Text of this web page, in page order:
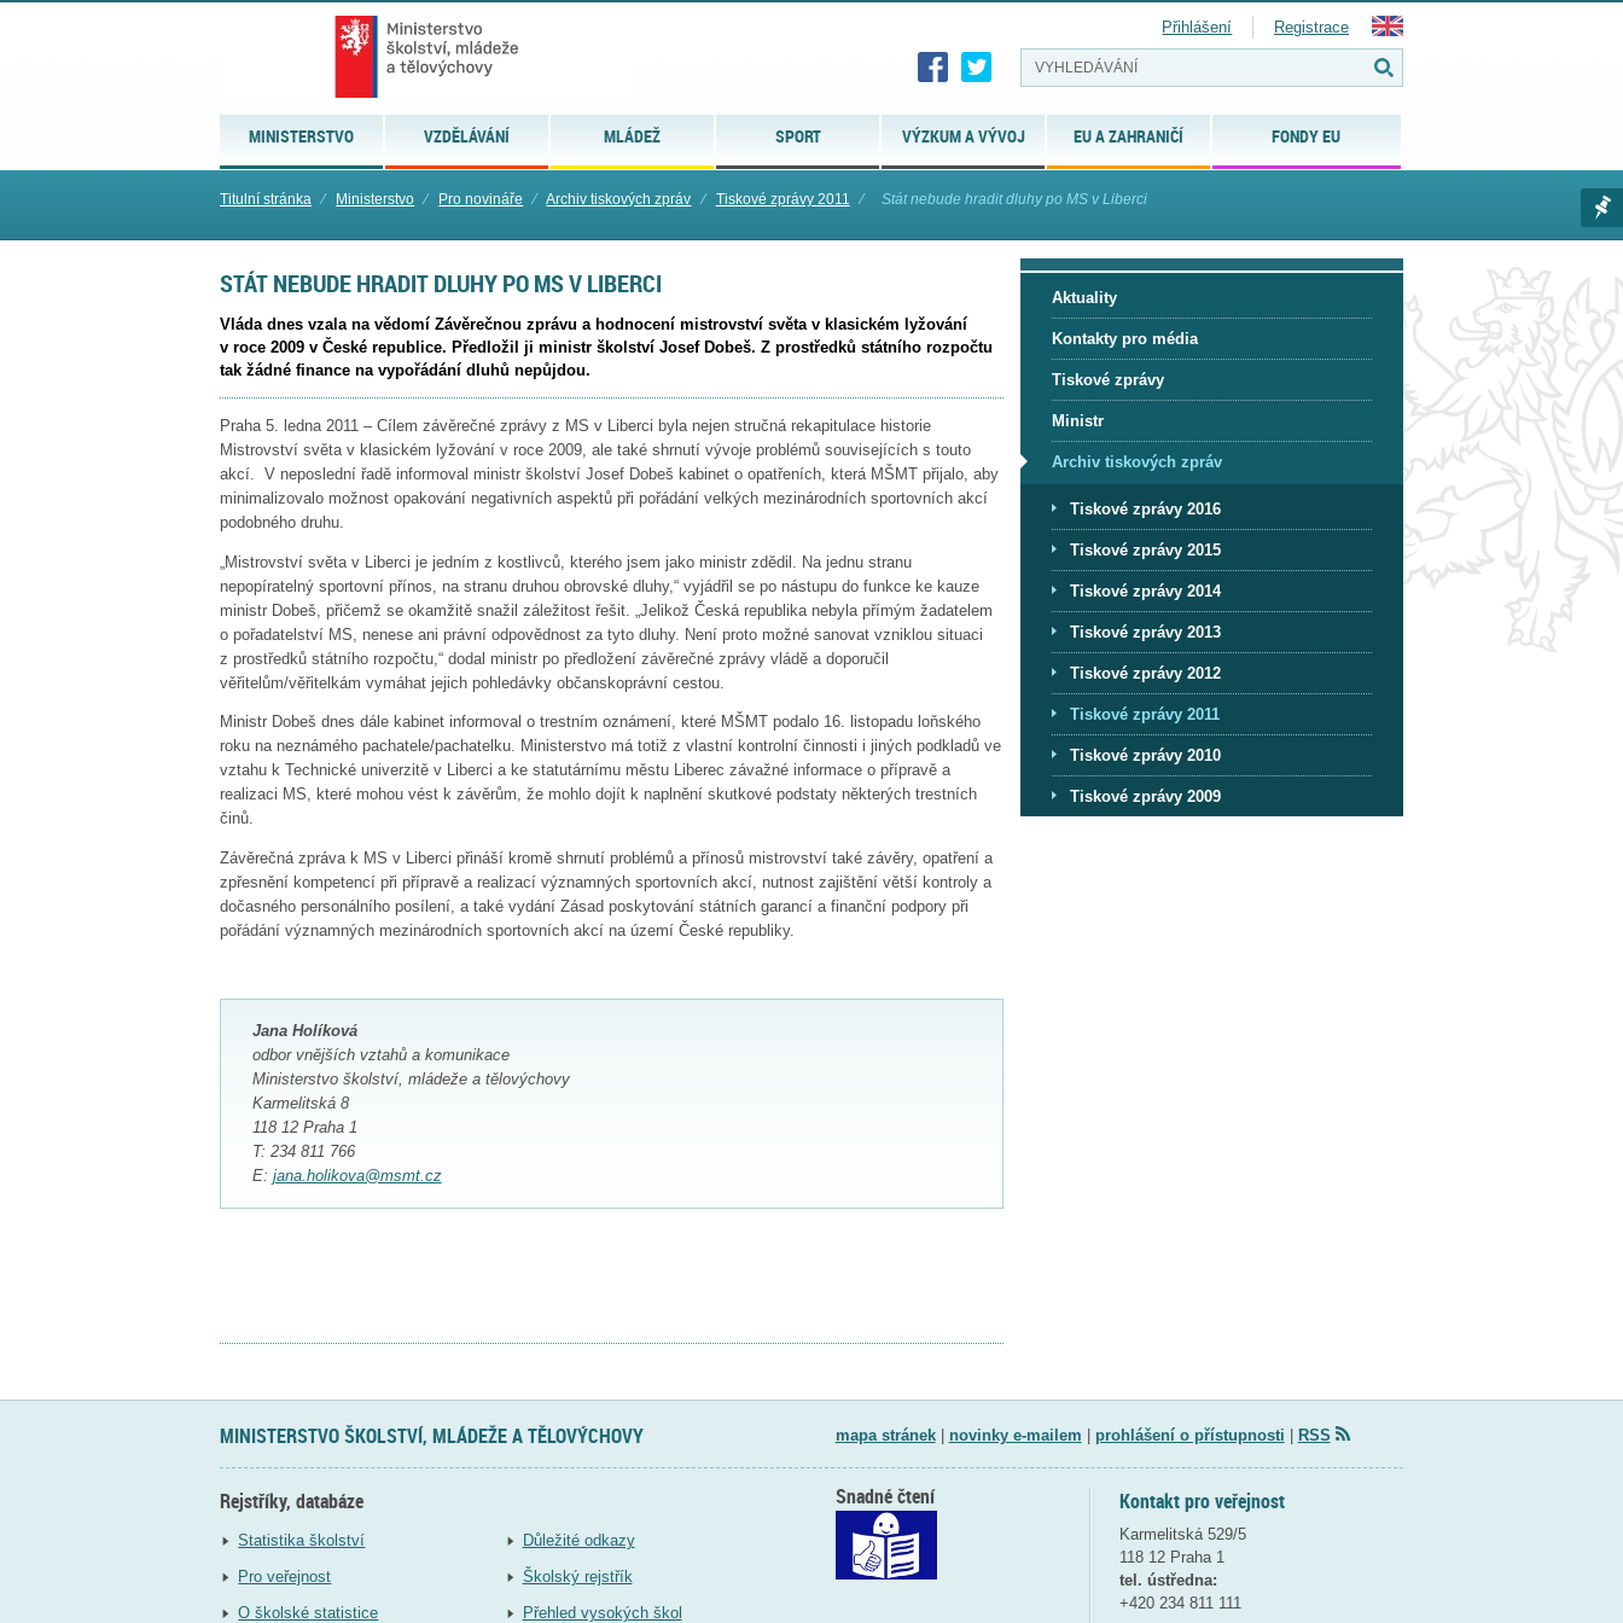
MINISTERSTVO VZDĚLÁVÁNÍ MLÁDEŽ SPORT VÝZKUM A VÝVOJ EU A ZAHRANIČÍ FONDY EU
Přihlášení Registrace
Titulní stránka ⁄ Ministerstvo ⁄ Pro novináře ⁄ Archiv tiskových zpráv ⁄ Tiskové zprávy 2011 ⁄ Stát nebude hradit dluhy po MS v Liberci
STÁT NEBUDE HRADIT DLUHY PO MS V LIBERCI
Vláda dnes vzala na vědomí Závěrečnou zprávu a hodnocení mistrovství světa v klasickém lyžování
v roce 2009 v České republice. Předložil ji ministr školství Josef Dobeš. Z prostředků státního rozpočtu
tak žádné finance na vypořádání dluhů nepůjdou.
Praha 5. ledna 2011 – Cílem závěrečné zprávy z MS v Liberci byla nejen stručná rekapitulace historie
Mistrovství světa v klasickém lyžování v roce 2009, ale také shrnutí vývoje problémů souvisejících s touto
akcí. V neposlední řadě informoval ministr školství Josef Dobeš kabinet o opatřeních, která MŠMT přijalo, aby
minimalizovalo možnost opakování negativních aspektů při pořádání velkých mezinárodních sportovních akcí
podobného druhu.
„Mistrovství světa v Liberci je jedním z kostlivců, kterého jsem jako ministr zdědil. Na jednu stranu
nepopíratelný sportovní přínos, na stranu druhou obrovské dluhy,“ vyjádřil se po nástupu do funkce ke kauze
ministr Dobeš, přičemž se okamžitě snažil záležitost řešit. „Jelikož Česká republika nebyla přímým žadatelem
o pořadatelství MS, nenese ani právní odpovědnost za tyto dluhy. Není proto možné sanovat vzniklou situaci
z prostředků státního rozpočtu,“ dodal ministr po předložení závěrečné zprávy vládě a doporučil
věřitelům/věřitelkám vymáhat jejich pohledávky občanskoprávní cestou.
Ministr Dobeš dnes dále kabinet informoval o trestním oznámení, které MŠMT podalo 16. listopadu loňského
roku na neznámého pachatele/pachatelku. Ministerstvo má totiž z vlastní kontrolní činnosti i jiných podkladů ve
vztahu k Technické univerzitě v Liberci a ke statutárnímu městu Liberec závažné informace o přípravě a
realizaci MS, které mohou vést k závěrům, že mohlo dojít k naplnění skutkové podstaty některých trestních
činů.
Závěrečná zpráva k MS v Liberci přináší kromě shrnutí problémů a přínosů mistrovství také závěry, opatření a
zpřesnění kompetencí při přípravě a realizací významných sportovních akcí, nutnost zajištění větší kontroly a
dočasného personálního posílení, a také vydání Zásad poskytování státních garancí a finanční podpory při
pořádání významných mezinárodních sportovních akcí na území České republiky.
Jana Holíková
odbor vnějších vztahů a komunikace
Ministerstvo školství, mládeže a tělovýchovy
Karmelitská 8
118 12 Praha 1
T: 234 811 766
E: jana.holikova@msmt.cz
Aktuality
Kontakty pro média
Tiskové zprávy
Ministr
Archiv tiskových zpráv
Tiskové zprávy 2016
Tiskové zprávy 2015
Tiskové zprávy 2014
Tiskové zprávy 2013
Tiskové zprávy 2012
Tiskové zprávy 2011
Tiskové zprávy 2010
Tiskové zprávy 2009
MINISTERSTVO ŠKOLSTVÍ, MLÁDEŽE A TĚLOVÝCHOVY mapa stránek| novinky e-mailem prohlášení o přístupnosti RSS
Rejstříky, databáze
Statistika školství
Pro veřejnost
O školské statistice
Důležité odkazy
Školský rejstřík
Přehled vysokých škol
Kontakt pro veřejnost
Karmelitská 529/5
118 12 Praha 1
tel. ústředna:
+420 234 811 111
Snadné čtení